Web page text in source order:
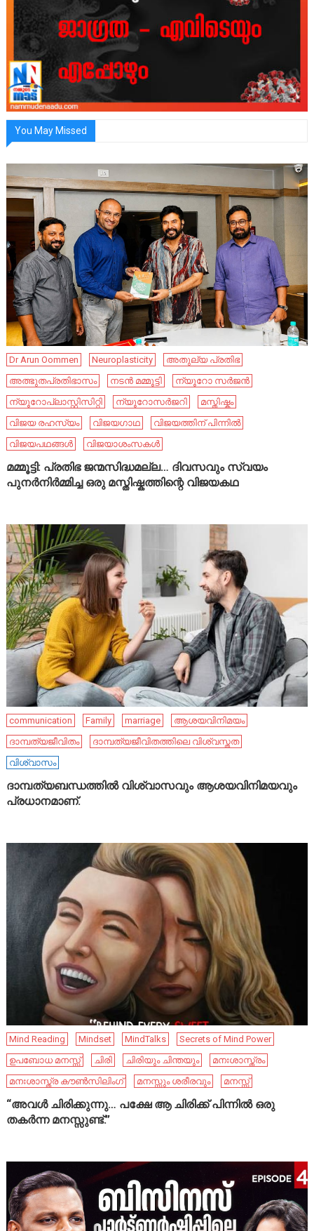
You May Missed
Dr Arun Oommen Neuroplasticity
അതുല്യ പ്രതിഭ
അത്ഭുതപ്രതിഭാസം
നടൻ മമ്മൂട്ടി
ന്യൂറോ സർജൻ
ന്യൂറോപ്ലാസ്റ്റിസിറ്റി
ന്യൂറോസർജറി
മസ്തിഷ്കം
വിജയ രഹസ്യം
വിജയഗാഥ
വിജയത്തിന് പിന്നിൽ
വിജയപഥങ്ങൾ
വിജയാശംസകൾ
മമ്മൂട്ടി: പ്രതിഭ ജന്മസിദ്ധമല്ല… ദിവസവും സ്വയം
പുനർനിർമ്മിച്ച ഒരു മസ്തിഷ്കത്തിന്റെ വിജയകഥ
communication Family marriage
ആശയവിനിമയം
ദാമ്പത്യജീവിതം
ദാമ്പത്യജീവിതത്തിലെ വിശ്വസ്തത
വിശ്വാസം
ദാമ്പത്യബന്ധത്തിൽ വിശ്വാസവും ആശയവിനിമയവും
പ്രധാനമാണ്.
Mind Reading Mindset MindTalks
Secrets of Mind Power
ഉപബോധ മനസ്സ്
ചിരി ചിരിയും ചിന്തയും
മനഃശാസ്ത്രം
മനഃശാസ്ത്ര കൗൺസിലിംഗ്
മനസ്സും ശരീരവും മനസ്സ്
“അവൾ ചിരിക്കുന്നു… പക്ഷേ ആ ചിരിക്ക് പിന്നിൽ ഒരു
തകർന്ന മനസ്സുണ്ട്.”